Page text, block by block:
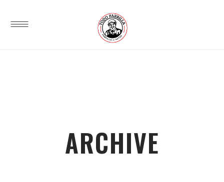
ARCHIVE